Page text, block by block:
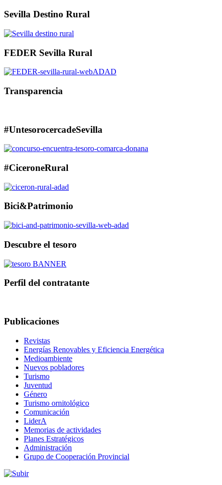
Sevilla Destino Rural
FEDER Sevilla Rural
Transparencia
#UntesorocercadeSevilla
#CiceroneRural
Bici&Patrimonio
Descubre el tesoro
Perfil del contratante
Publicaciones
Revistas
Energías Renovables y Eficiencia Energética
Medioambiente
Nuevos pobladores
Turismo
Juventud
Género
Turismo ornitológico
Comunicación
LiderA
Memorias de actividades
Planes Estratégicos
Administración
Grupo de Cooperación Provincial